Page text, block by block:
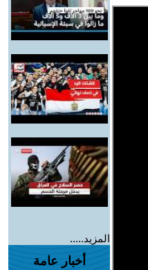
المزيد.....
أخبار عامة